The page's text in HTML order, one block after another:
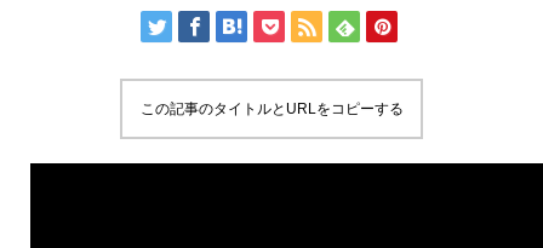
この記事のタイトルとURLをコピーする